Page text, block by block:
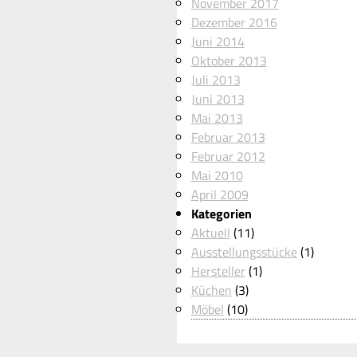
Dezember 2016
Juni 2014
Oktober 2013
Juli 2013
Juni 2013
Mai 2013
Februar 2013
Februar 2012
Mai 2010
April 2009
Kategorien
Aktuell (11)
Ausstellungsstücke(1)
Hersteller (1)
Küchen (3)
Möbel (10)